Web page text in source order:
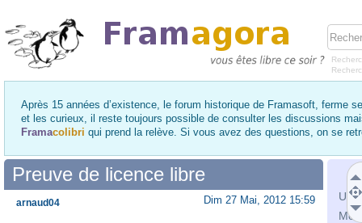
Après 15 années d’existence, le forum historique de Framasoft, ferme
et les curieux, il reste toujours possible de consulter les discussions
Framacolibri qui prend la relève. Si vous avez des questions, on se
Mot
Preuve de licence libre
Dim 27 Mai, 2012 15:59
arnaud04